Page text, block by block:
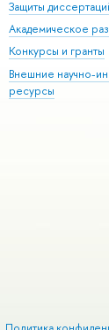
Защиты
Академическое
Конкурсы и гранты
Внешние научно-
ресурсы